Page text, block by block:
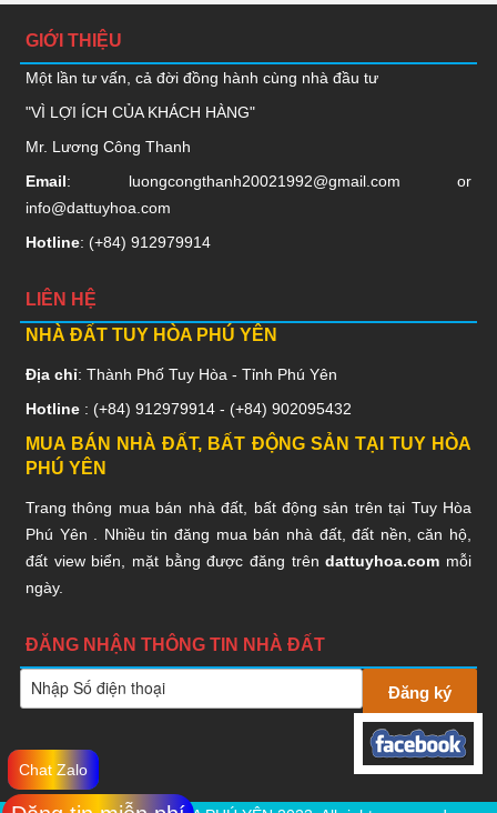
GIỚI THIỆU
Một lần tư vấn, cả đời đồng hành cùng nhà đầu tư
"VÌ LỢI ÍCH CỦA KHÁCH HÀNG"
Mr. Lương Công Thanh
Email: luongcongthanh20021992@gmail.com or
info@dattuyhoa.com
Hotline: (+84) 912979914
LIÊN HỆ
NHÀ ĐẤT TUY HÒA PHÚ YÊN
Địa chỉ: Thành Phố Tuy Hòa - Tỉnh Phú Yên
Hotline : (+84) 912979914- (+84) 902095432
MUA BÁN NHÀ ĐẤT, BẤT ĐỘNG SẢN TẠI TUY HÒA
PHÚ YÊN
Trang thông mua bán nhà đất, bất động sản trên tại Tuy Hòa
Phú Yên . Nhiều tin đăng mua bán nhà đất, đất nền, căn hộ,
đất view biển, mặt bằng được đăng trêndattuyhoa.com mỗi
ngày.
ĐĂNG NHẬN THÔNG TIN NHÀ ĐẤT
Chat Zalo